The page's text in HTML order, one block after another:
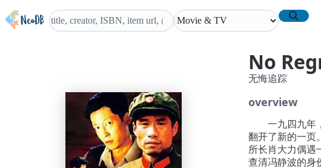
No
无悔追踪
overview
一九四九年，
翻开了新的一页
所长肖大力偶遇
查清冯静波的身